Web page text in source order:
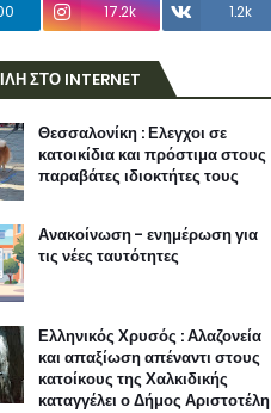
17.2k 1.2k
ΣΤΟ INTERNET
Θεσσαλονίκη : Ελεγχοι σε
κατοικίδια και πρόστιμα στους
παραβάτες ιδιοκτήτες τους
Ανακοίνωση - ενημέρωση για
τις νέες ταυτότητες
Ελληνικός Χρυσός : Αλαζονεία
και απαξίωση απέναντι στους
κατοίκους της Χαλκιδικής
καταγγέλει ο Δήμος Αριστοτέλη